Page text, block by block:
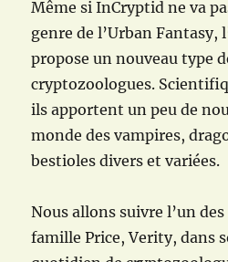
Même si InCryptid ne va
genre de l’Urban Fantasy,
propose un nouveau type
cryptozoologues.
ils apportent un peu de
monde des vampires,
bestioles divers et variées.
Nous allons suivre l’un
famille Price, Verity, dans